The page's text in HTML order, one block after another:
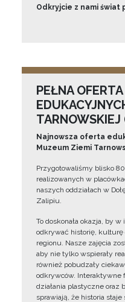
Odkryjcie z nami świat
PEŁNA
TARNOWSKIEJ
Najnowsza oferta
Muzeum Ziemi
Przygotowaliśmy blisko
realizowanych w
naszych oddziałach w
Zalipiu.
To doskonała okazja, by
odkrywać historię,
regionu. Nasze zajęcia
aby nie tylko wspierały
również pobudzały
odkrywców. Interaktywne
działania plastyczne oraz
sprawiają, że historia